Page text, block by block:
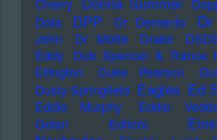
Cherry
Dota
DPP Dr Demento
John
Dr Motte Drake
Eddy
Dub Spencer & Trance
Ellington
Duke Pearson
Dusty Springfield Eagles Ed
Eddie Murphy Eddie
Golan
Editors